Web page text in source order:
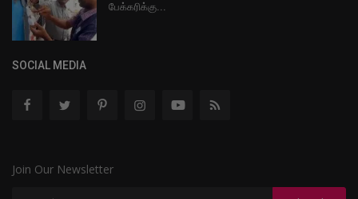
பேக்கரிக்கு...
SOCIAL MEDIA
Join Our Newsletter